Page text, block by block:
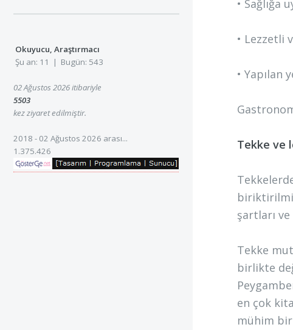
• Sağlığa
• Lezzetli
•
Tekke ve
şartları
Tekke
birlikte
en çok
mühim
Okuyucu, Araştırmacı
Şu an: 11 | Bugün: 543
02 Ağustos 2026 itibariyle
5503
kez ziyaret edilmiştir.
2018 - 02 Ağustos 2026 arası...
1.375.426